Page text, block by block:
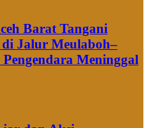
Barat Tangani
Jalur Meulaboh–
Meninggal